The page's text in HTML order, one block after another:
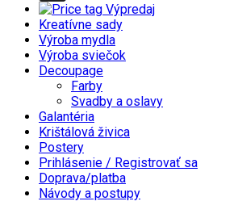
Výpredaj
Kreatívne sady
Výroba mydla
Výroba sviečok
Decoupage
Farby
Svadby a oslavy
Galantéria
Krištálová živica
Postery
Prihlásenie / Registrovať sa
Doprava/platba
Návody a postupy